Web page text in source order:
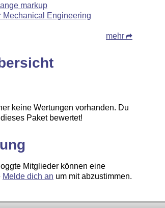
markup
Mechanical Engineering
mehr
keine Wertungen vorhanden. Du
Paket bewertet!
Mitglieder können eine
Melde dich an um mit abzustimmen.